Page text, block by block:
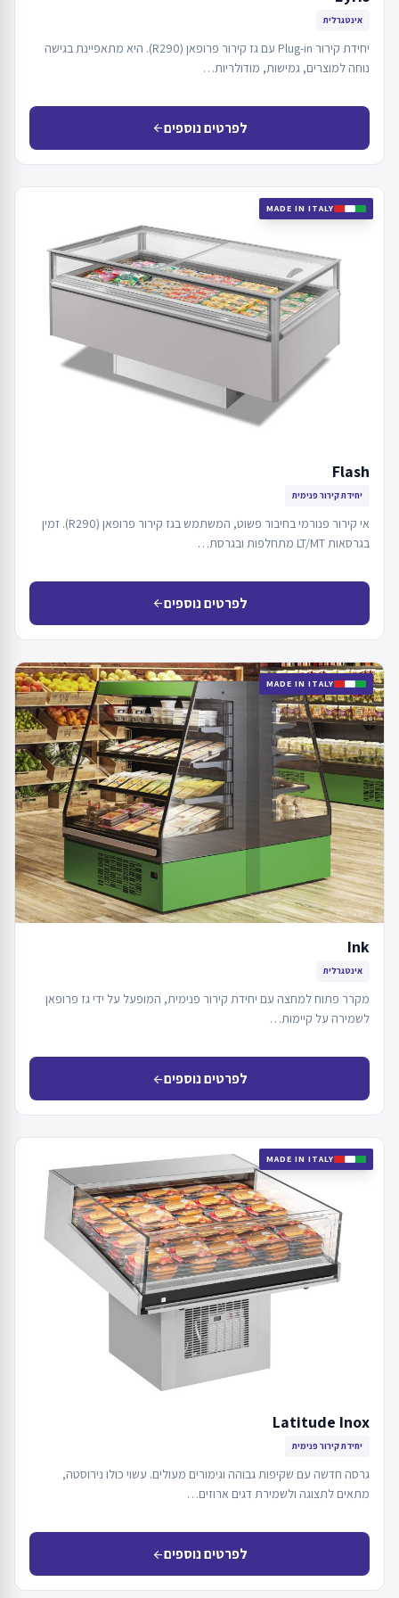
אינטגרלית
יחידת קירור Plug-in עם גז קירור פרופאן (R290). היא מתאפיינת בגישה
נוחה למוצרים, גמישות, מודולריות…
לפרטים נוספיםarrow_back
MADE IN ITALY
Flash
יחידת קירור פנימית
אי קירור פנורמי בחיבור פשוט, המשתמש בגז קירור פרופאן (R290). זמין
בגרסאות LT/MT מתחלפות ובגרסת…
לפרטים נוספיםarrow_back
MADE IN ITALY
Ink
אינטגרלית
מקרר פתוח למחצה עם יחידת קירור פנימית, המופעל על ידי גז פרופאן
לשמירה על קיימות…
לפרטים נוספיםarrow_back
MADE IN ITALY
Latitude Inox
יחידת קירור פנימית
גרסה חדשה עם שקיפות גבוהה וגימורים מעולים. עשוי כולו נירוסטה,
מתאים לתצוגה ולשמירת דגים ארוזים…
לפרטים נוספיםarrow_back